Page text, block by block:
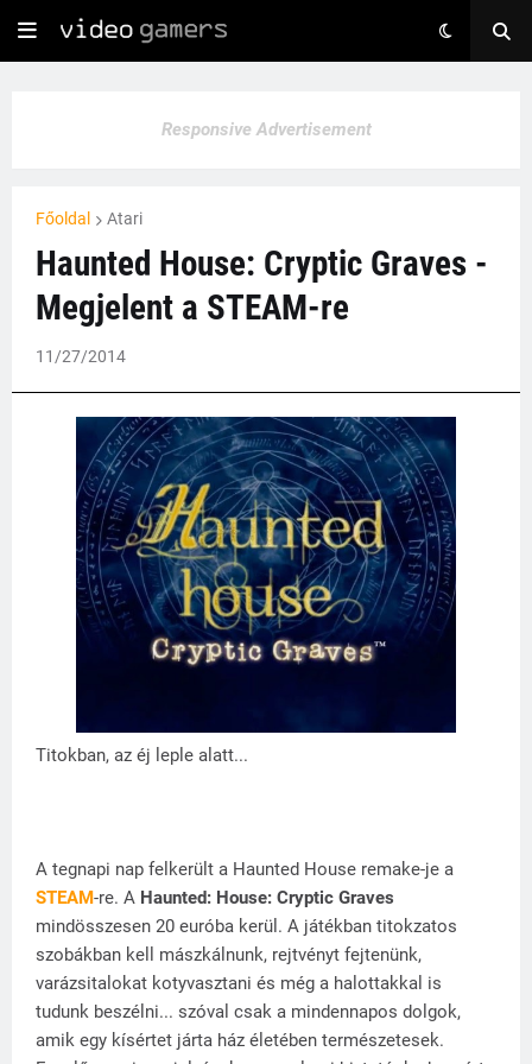
Responsive Advertisement
Főoldal Atari
Haunted House: Cryptic Graves -
Megjelent a STEAM-re
11/27/2014
Titokban, az éj leple alatt...
A tegnapi nap felkerült a Haunted House remake-je a
STEAM-re. A Haunted: House: Cryptic Graves
mindösszesen 20 euróba kerül. A játékban titokzatos
szobákban kell mászkálnunk, rejtvényt fejtenünk,
varázsitalokat kotyvasztani és még a halottakkal is
tudunk beszélni... szóval csak a mindennapos dolgok,
amik egy kísértet járta ház életében természetesek.